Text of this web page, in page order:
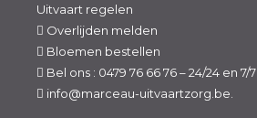
Uitvaart regelen
Overlijden melden
Bloemen bestellen
Bel ons : 0479 76 66 76 – 24/24 en 7/7
info@marceau-uitvaartzorg.be.